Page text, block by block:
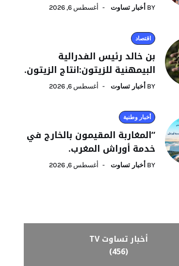
BY أخبار تساوت أغسطس 6, 2026
اقتصاد
بن خالد رئيس الفدرالية
البيمهنية للزيتون:انتاج الزيتون.
BY أخبار تساوت أغسطس 6, 2026
أخبار وطنية
“المغاربة المقيمون بالخارج في
خدمة أوراش المغرب.
BY أخبار تساوت أغسطس 6, 2026
أخبار تساوت TV
(456)